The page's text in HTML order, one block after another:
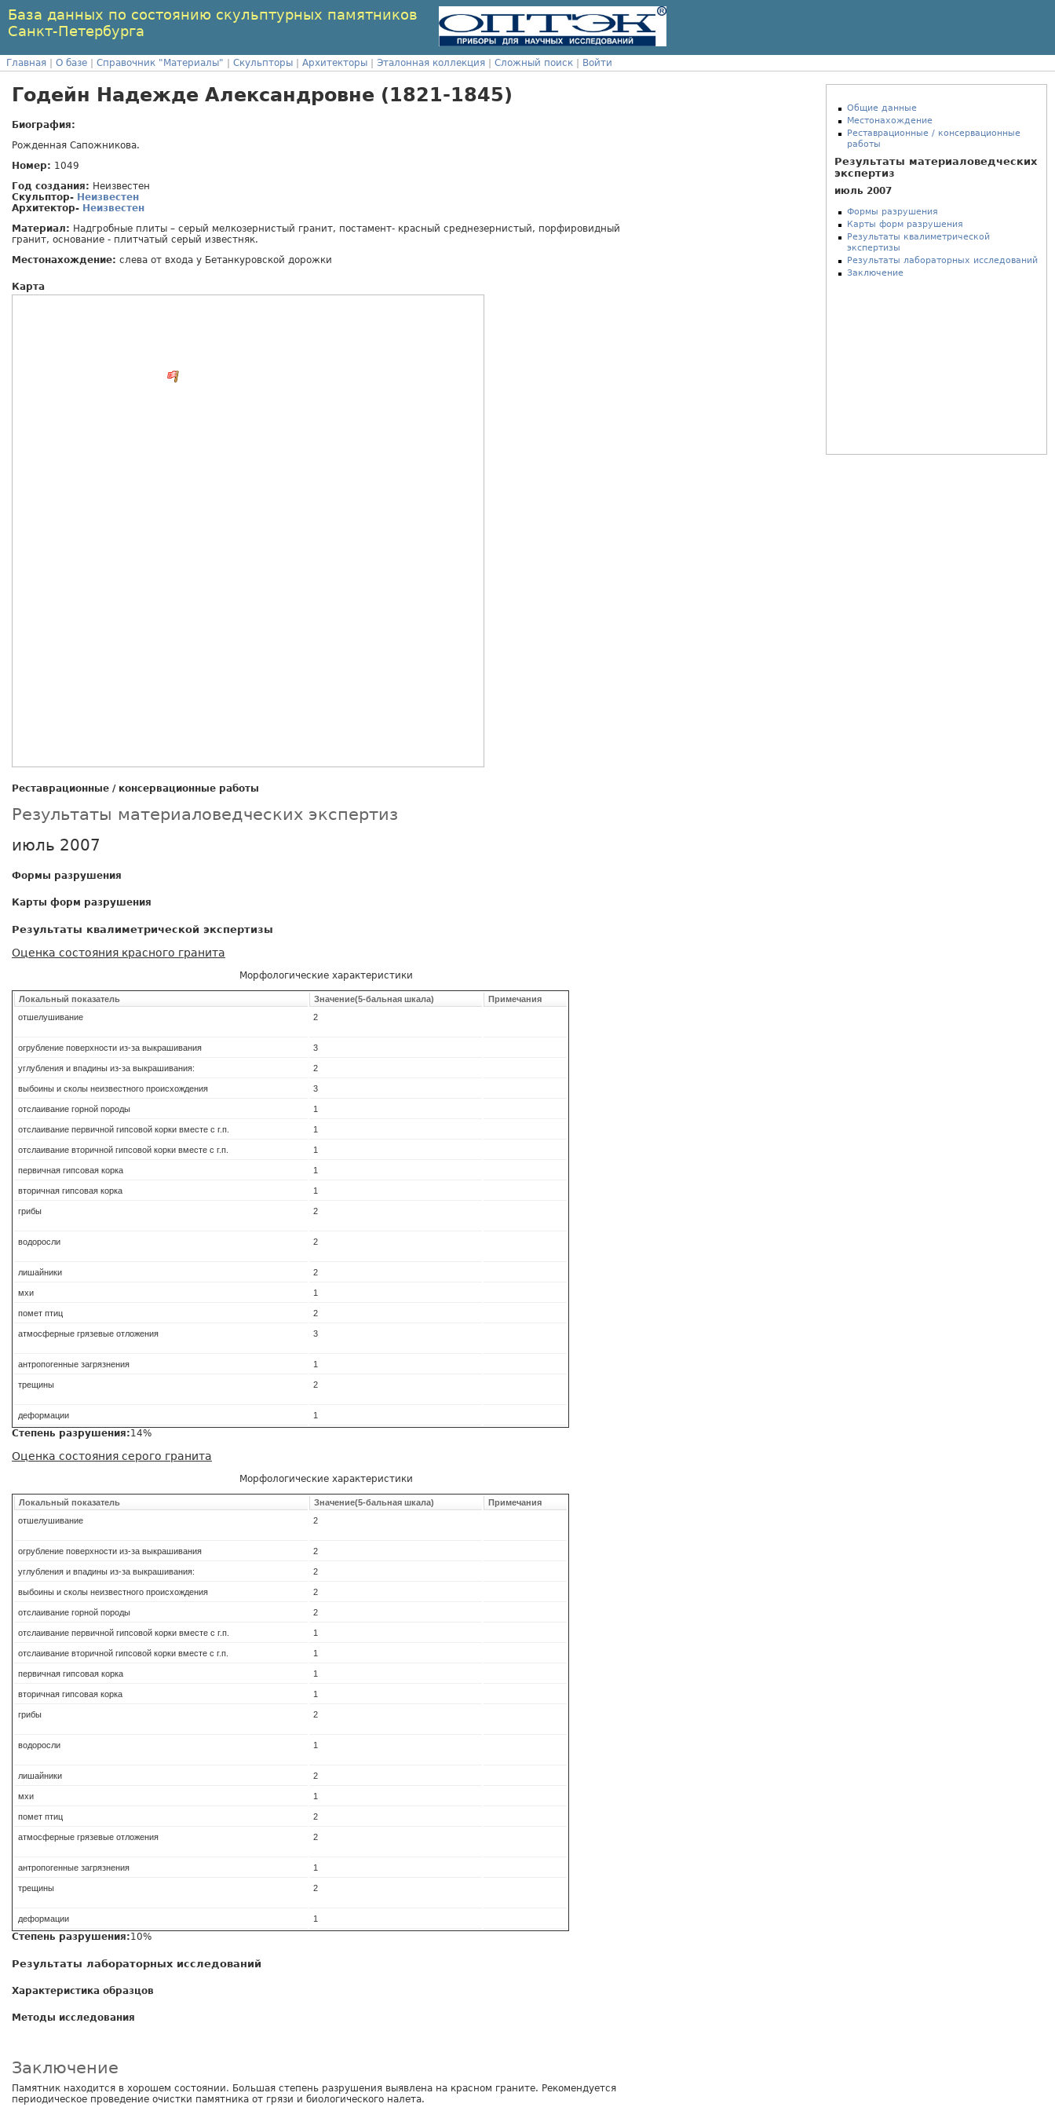
База данных по состоянию скульптурных памятников
Санкт-Петербурга
Главная О базе Справочник "Материалы" Скульпторы Архитекторы Эталонная коллекция Сложный поиск Войти
Общие данные
Местонахождение
Реставрационные / консервационные
работы
Результаты материаловедческих
экспертиз
июль 2007
Формы разрушения
Карты форм разрушения
Результаты квалиметрической
экспертизы
Результаты лабораторных исследований
Заключение
Годейн Надежде Александровне (1821-1845)
Биография:
Рожденная Сапожникова.
Номер: 1049
Год создания: Неизвестен
Скульптор- Неизвестен
Архитектор- Неизвестен
Материал: Надгробные плиты – серый мелкозернистый гранит, постамент- красный среднезернистый, порфировидный
гранит, основание - плитчатый серый известняк.
Местонахождение: слева от входа у Бетанкуровской дорожки
Карта
Реставрационные / консервационные работы
Результаты материаловедческих экспертиз
июль 2007
Формы разрушения
Карты форм разрушения
Результаты квалиметрической экспертизы
Оценка состояния красного гранита
Морфологические характеристики
Локальный показатель Значение(5-бальная шкала)
Примечания
отшелушивание
2
огрубление поверхности из-за выкрашивания 3
углубления и впадины из-за выкрашивания: 2
выбоины и сколы неизвестного происхождения 3
отслаивание горной породы 1
отслаивание первичной гипсовой корки вместе с г.п. 1
отслаивание вторичной гипсовой корки вместе с г.п. 1
первичная гипсовая корка 1
вторичная гипсовая корка 1
грибы 2
водоросли 2
лишайники 2
мхи 1
помет птиц 2
атмосферные грязевые отложения 3
антропогенные загрязнения 1
трещины 2
деформации 1
Степень разрушения:14%
Оценка состояния серого гранита
Морфологические характеристики
Локальный показатель Значение(5-бальная шкала)
Примечания
отшелушивание
2
огрубление поверхности из-за выкрашивания 2
углубления и впадины из-за выкрашивания: 2
выбоины и сколы неизвестного происхождения 2
отслаивание горной породы 2
отслаивание первичной гипсовой корки вместе с г.п. 1
отслаивание вторичной гипсовой корки вместе с г.п. 1
первичная гипсовая корка 1
вторичная гипсовая корка 1
грибы 2
водоросли 1
лишайники 2
мхи 1
помет птиц 2
атмосферные грязевые отложения 2
антропогенные загрязнения 1
трещины 2
деформации 1
Степень разрушения:10%
Результаты лабораторных исследований
Характеристика образцов
Методы исследования
Заключение
Памятник находится в хорошем состоянии. Большая степень разрушения выявлена на красном граните. Рекомендуется
периодическое проведение очистки памятника от грязи и биологического налета.